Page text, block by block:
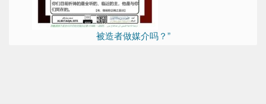
被造者做媒介吗？”